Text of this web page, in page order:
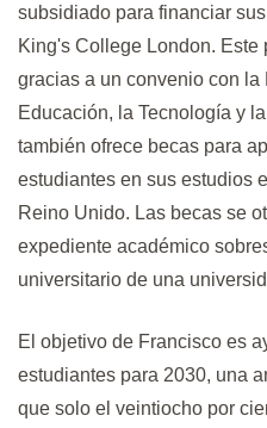
subsidiado para financiar
King's College London.
gracias a un convenio con
Educación, la Tecnología y
también ofrece becas para
estudiantes en sus estudios
Reino Unido. Las becas se
expediente académico
universitario de una
El objetivo de Francisco es
estudiantes para 2030, una
que solo el veintiocho por